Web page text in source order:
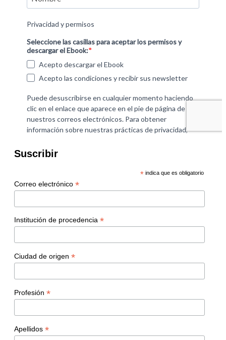
Suscribir
* indica que es obligatorio
Correo electrónico *
Institución de procedencia *
Ciudad de origen *
Profesión *
Apellidos *